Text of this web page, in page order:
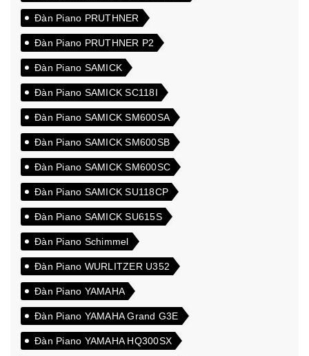
Đàn Piano PRUTHNER
Đàn Piano PRUTHNER P2
Đàn Piano SAMICK
Đàn Piano SAMICK SC118I
Đàn Piano SAMICK SM600SA
Đàn Piano SAMICK SM600SB
Đàn Piano SAMICK SM600SC
Đàn Piano SAMICK SU118CP
Đàn Piano SAMICK SU615S
Đàn Piano Schimmel
Đàn Piano WURLITZER U352
Đàn Piano YAMAHA
Đàn Piano YAMAHA Grand G3E
Đàn Piano YAMAHA HQ300SX